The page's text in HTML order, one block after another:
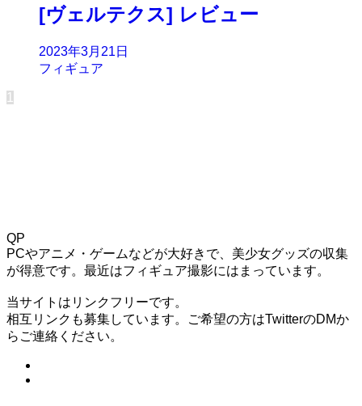
[ヴェルテクス] レビュー
2023年3月21日
フィギュア
1
QP
PCやアニメ・ゲームなどが大好きで、美少女グッズの収集
が得意です。最近はフィギュア撮影にはまっています。
当サイトはリンクフリーです。
相互リンクも募集しています。ご希望の方はTwitterのDMか
らご連絡ください。